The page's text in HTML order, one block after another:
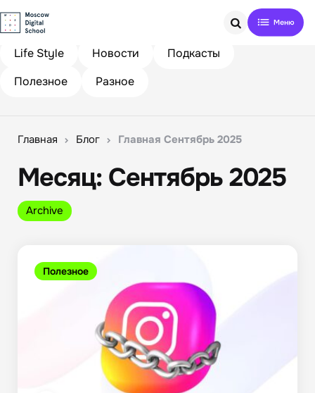
Search
Life Style
Новости
Подкасты
Полезное
Разное
Главная Блог Главная Сентябрь 2025
Archive
Месяц: Сентябрь 2025
Полезное